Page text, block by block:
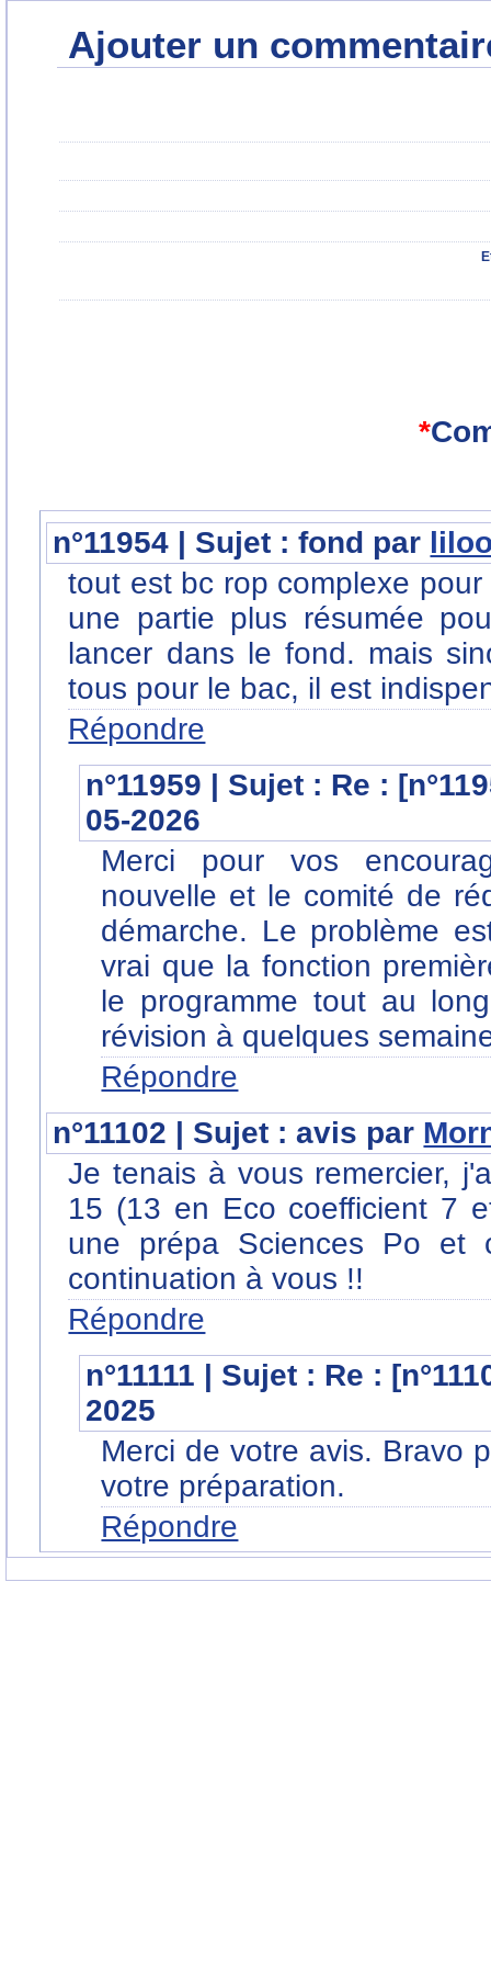
Ajouter un
*
n°11954 | Sujet : fond par
tout est bc rop complexe
une partie plus résumée
lancer dans le fond. mais
tous pour le bac, il est
Répondre
n°11959 | Sujet : Re :
05-2026
Merci pour vos
nouvelle et le comité de
démarche. Le problème
vrai que la fonction
le programme tout au
révision à quelques
Répondre
n°11102 | Sujet : avis par
Je tenais à vous remercier,
15 (13 en Eco coefficient 7
une prépa Sciences Po et
continuation à vous !!
Répondre
n°11111 | Sujet : Re :
2025
Merci de votre avis. Bravo
votre préparation.
Répondre